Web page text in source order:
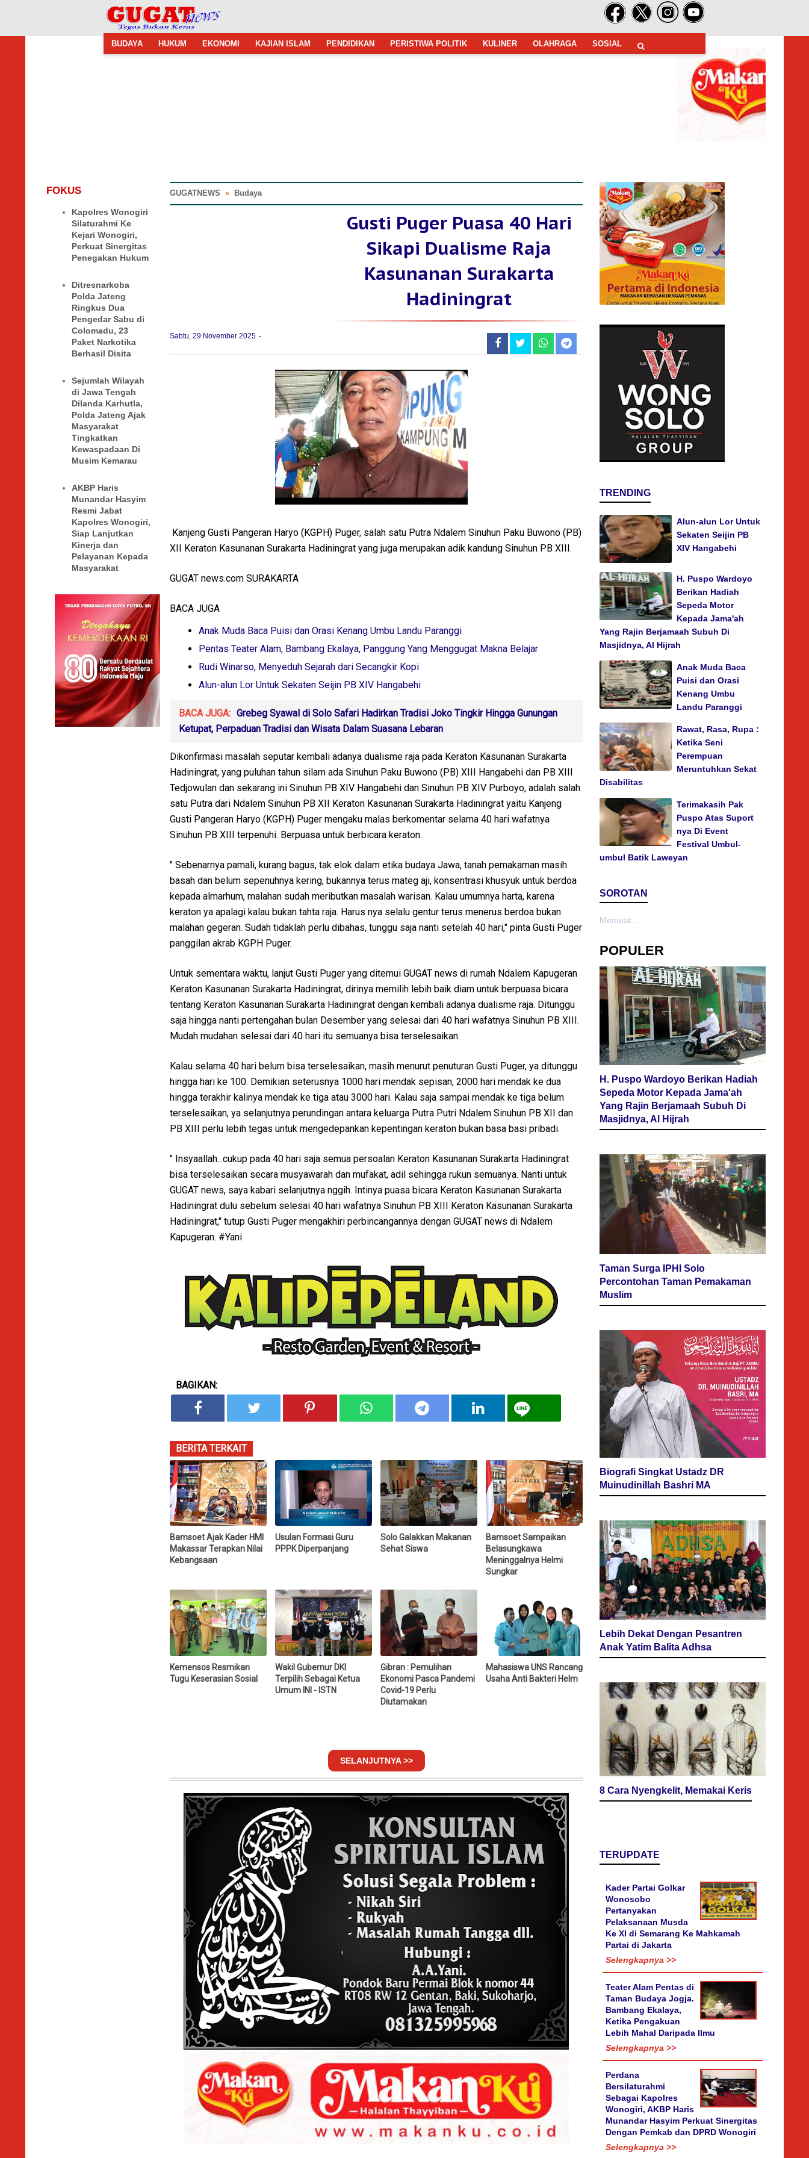
BUDAYA HUKUM EKONOMI KAJIAN ISLAM PENDIDIKAN PERISTIWA POLITIK KULINER OLAHRAGA SOSIAL
FOKUS
Kapolres Wonogiri
Silaturahmi Ke
Kejari Wonogiri,
Perkuat Sinergitas
Penegakan Hukum
Ditresnarkoba
Polda Jateng
Ringkus Dua
Pengedar Sabu di
Colomadu, 23
Paket Narkotika
Berhasil Disita
Sejumlah Wilayah
di Jawa Tengah
Dilanda Karhutla,
Polda Jateng Ajak
Masyarakat
Tingkatkan
Kewaspadaan Di
Musim Kemarau
AKBP Haris
Munandar Hasyim
Resmi Jabat
Kapolres Wonogiri,
Siap Lanjutkan
Kinerja dan
Pelayanan Kepada
Masyarakat
GUGATNEWS » Budaya
Gusti Puger Puasa 40 Hari
Sikapi Dualisme Raja
Kasunanan Surakarta
Hadiningrat
Sabtu, 29 November 2025
Kanjeng Gusti Pangeran Haryo (KGPH) Puger, salah satu Putra Ndalem Sinuhun Paku Buwono (PB)
XII Keraton Kasunanan Surakarta Hadiningrat yang juga merupakan adik kandung Sinuhun PB XIII.
GUGAT news.com SURAKARTA
BACA JUGA
Anak Muda Baca Puisi dan Orasi Kenang Umbu Landu Paranggi
Pentas Teater Alam, Bambang Ekalaya, Panggung Yang Menggugat Makna Belajar
Rudi Winarso, Menyeduh Sejarah dari Secangkir Kopi
Alun-alun Lor Untuk Sekaten Seijin PB XIV Hangabehi
BACA JUGA: Grebeg Syawal di Solo Safari Hadirkan Tradisi Joko Tingkir Hingga Gunungan
Ketupat, Perpaduan Tradisi dan Wisata Dalam Suasana Lebaran
Dikonfirmasi masalah seputar kembali adanya dualisme raja pada Keraton Kasunanan Surakarta
Hadiningrat, yang puluhan tahun silam ada Sinuhun Paku Buwono (PB) XIII Hangabehi dan PB XIII
Tedjowulan dan sekarang ini Sinuhun PB XIV Hangabehi dan Sinuhun PB XIV Purboyo, adalah salah
satu Putra dari Ndalem Sinuhun PB XII Keraton Kasunanan Surakarta Hadiningrat yaitu Kanjeng
Gusti Pangeran Haryo (KGPH) Puger mengaku malas berkomentar selama 40 hari wafatnya
Sinuhun PB XIII terpenuhi. Berpuasa untuk berbicara keraton.
" Sebenarnya pamali, kurang bagus, tak elok dalam etika budaya Jawa, tanah pemakaman masih
basah dan belum sepenuhnya kering, bukannya terus mateg aji, konsentrasi khusyuk untuk berdoa
kepada almarhum, malahan sudah meributkan masalah warisan. Kalau umumnya harta, karena
keraton ya apalagi kalau bukan tahta raja. Harus nya selalu gentur terus menerus berdoa bukan
malahan gegeran. Sudah tidaklah perlu dibahas, tunggu saja nanti setelah 40 hari," pinta Gusti Puger
panggilan akrab KGPH Puger.
Untuk sementara waktu, lanjut Gusti Puger yang ditemui GUGAT news di rumah Ndalem Kapugeran
Keraton Kasunanan Surakarta Hadiningrat, dirinya memilih lebih baik diam untuk berpuasa bicara
tentang Keraton Kasunanan Surakarta Hadiningrat dengan kembali adanya dualisme raja. Ditunggu
saja hingga nanti pertengahan bulan Desember yang selesai dari 40 hari wafatnya Sinuhun PB XIII.
Mudah mudahan selesai dari 40 hari itu semuanya bisa terselesaikan.
Kalau selama 40 hari belum bisa terselesaikan, masih menurut penuturan Gusti Puger, ya ditunggu
hingga hari ke 100. Demikian seterusnya 1000 hari mendak sepisan, 2000 hari mendak ke dua
hingga terakhir kalinya mendak ke tiga atau 3000 hari. Kalau saja sampai mendak ke tiga belum
terselesaikan, ya selanjutnya perundingan antara keluarga Putra Putri Ndalem Sinuhun PB XII dan
PB XIII perlu lebih tegas untuk mengedepankan kepentingan keraton bukan basa basi pribadi.
" Insyaallah...cukup pada 40 hari saja semua persoalan Keraton Kasunanan Surakarta Hadiningrat
bisa terselesaikan secara musyawarah dan mufakat, adil sehingga rukun semuanya. Nanti untuk
GUGAT news, saya kabari selanjutnya nggih. Intinya puasa bicara Keraton Kasunanan Surakarta
Hadiningrat dulu sebelum selesai 40 hari wafatnya Sinuhun PB XIII Keraton Kasunanan Surakarta
Hadiningrat," tutup Gusti Puger mengakhiri perbincangannya dengan GUGAT news di Ndalem
Kapugeran. #Yani
BAGIKAN:
BERITA TERKAIT
Bamsoet Ajak Kader HMI
Makassar Terapkan Nilai
Kebangsaan
Usulan Formasi Guru
PPPK Diperpanjang
Solo Galakkan Makanan
Sehat Siswa
Bamsoet Sampaikan
Belasungkawa
Meninggalnya Helmi
Sungkar
Kemensos Resmikan
Tugu Keserasian Sosial
Wakil Gubernur DKI
Terpilih Sebagai Ketua
Umum INI - ISTN
Gibran : Pemulihan
Ekonomi Pasca Pandemi
Covid-19 Perlu
Diutamakan
Mahasiswa UNS Rancang
Usaha Anti Bakteri Helm
SELANJUTNYA >>
TRENDING
Alun-alun Lor Untuk
Sekaten Seijin PB
XIV Hangabehi
H. Puspo Wardoyo
Berikan Hadiah
Sepeda Motor
Kepada Jama'ah
Yang Rajin Berjamaah Subuh Di
Masjidnya, Al Hijrah
Anak Muda Baca
Puisi dan Orasi
Kenang Umbu
Landu Paranggi
Rawat, Rasa, Rupa :
Ketika Seni
Perempuan
Meruntuhkan Sekat
Disabilitas
Terimakasih Pak
Puspo Atas Suport
nya Di Event
Festival Umbul-
umbul Batik Laweyan
SOROTAN
Memuat...
POPULER
H. Puspo Wardoyo Berikan Hadiah
Sepeda Motor Kepada Jama'ah
Yang Rajin Berjamaah Subuh Di
Masjidnya, Al Hijrah
Taman Surga IPHI Solo
Percontohan Taman Pemakaman
Muslim
Biografi Singkat Ustadz DR
Muinudinillah Bashri MA
Lebih Dekat Dengan Pesantren
Anak Yatim Balita Adhsa
8 Cara Nyengkelit, Memakai Keris
TERUPDATE
Kader Partai Golkar
Wonosobo
Pertanyakan
Pelaksanaan Musda
Ke XI di Semarang Ke Mahkamah
Partai di Jakarta
Selengkapnya >>
Teater Alam Pentas di
Taman Budaya Jogja.
Bambang Ekalaya,
Ketika Pengakuan
Lebih Mahal Daripada Ilmu
Selengkapnya >>
Perdana
Bersilaturahmi
Sebagai Kapolres
Wonogiri, AKBP Haris
Munandar Hasyim Perkuat Sinergitas
Dengan Pemkab dan DPRD Wonogiri
Selengkapnya >>